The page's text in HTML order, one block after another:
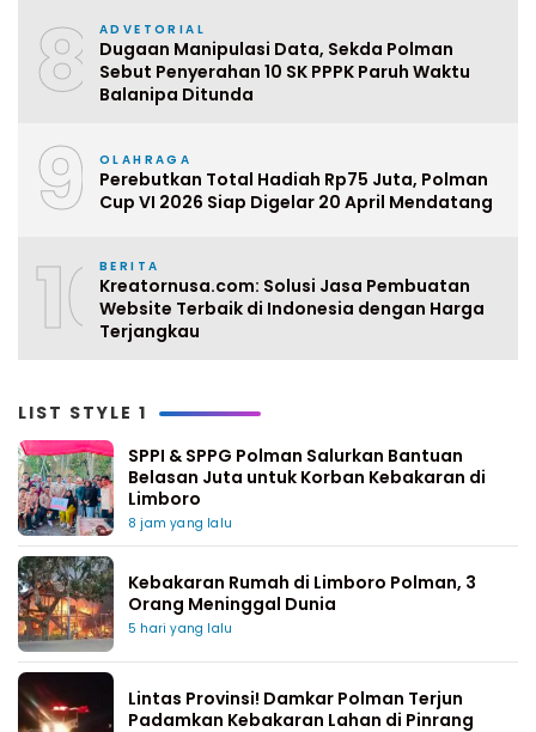
8 ADVETORIAL
Dugaan Manipulasi Data, Sekda Polman
Sebut Penyerahan 10 SK PPPK Paruh Waktu
Balanipa Ditunda
9 OLAHRAGA
Perebutkan Total Hadiah Rp75 Juta, Polman
Cup VI 2026 Siap Digelar 20 April Mendatang
10BERITA
Kreatornusa.com: Solusi Jasa Pembuatan
Website Terbaik di Indonesia dengan Harga
Terjangkau
LIST STYLE 1
SPPI & SPPG Polman Salurkan Bantuan
Belasan Juta untuk Korban Kebakaran di
Limboro
8 jam yang lalu
Kebakaran Rumah di Limboro Polman, 3
Orang Meninggal Dunia
5 hari yang lalu
Lintas Provinsi! Damkar Polman Terjun
Padamkan Kebakaran Lahan di Pinrang